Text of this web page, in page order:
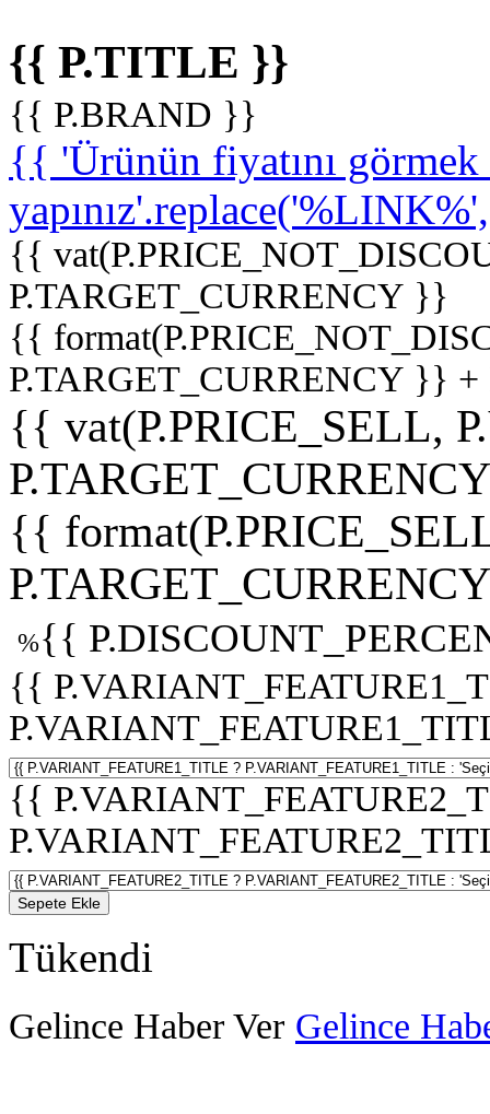
{{ P.TITLE }}
{{ P.BRAND }}
{{ 'Ürünün fiyatını
{{
P.TARGET_CURRENCY }}
{{
P.TARGET_CURRENCY }}
{{ vat(P.PRICE_SELL,
{{
%{{
{{
{{
Sepete Ekle
Tükendi
Gelince Haber Ver Gelince